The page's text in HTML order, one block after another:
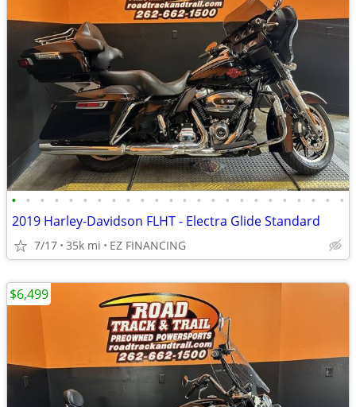
• • • • • • • • • • • • • • • • • • • • • • • •
2019 Harley-Davidson FLHT - Electra Glide Standard
7/17 35k mi EZ FINANCING
$6,499